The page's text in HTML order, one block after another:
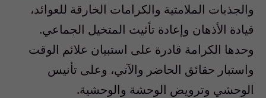
والجذبات الملامتية والكرامات الخارقة للعوائد،
قيادة الأذهان وإعادة تأثيث المتخيل الجماعي.
وحدها الكرامة قادرة على استبيان علائم الوقت
واستبار حقائق الحاضر والآتي، وعلى تأنيس
الوحشي وترويض الوحشة والوحشية.